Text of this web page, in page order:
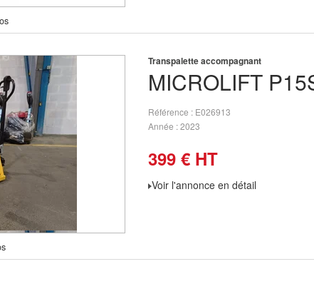
MICROLIFT
Transpalette accompagnant
Référence
E026913
Année 2023
399 € HT
Voir l'annonce en détail